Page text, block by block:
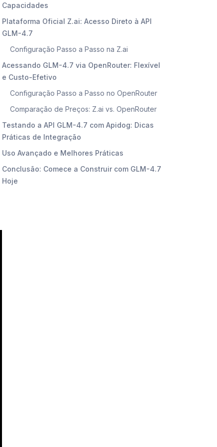
Capacidades
Plataforma Oficial Z.ai: Acesso Direto à API
GLM-4.7
Configuração Passo a Passo na Z.ai
Acessando GLM-4.7 via OpenRouter: Flexível
e Custo-Efetivo
Configuração Passo a Passo no OpenRouter
Comparação de Preços: Z.ai vs. OpenRouter
Testando a API GLM-4.7 com Apidog: Dicas
Práticas de Integração
Uso Avançado e Melhores Práticas
Conclusão: Comece a Construir com GLM-4.7
Hoje